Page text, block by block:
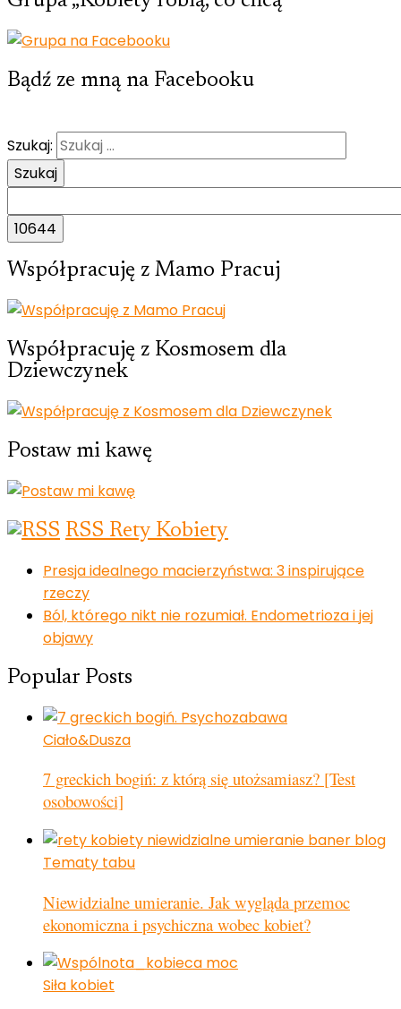
Bądź ze mną na Facebooku
Szukaj:
Współpracuję z Mamo Pracuj
Współpracuję z Kosmosem dla
Dziewczynek
Postaw mi kawę
RSS Rety Kobiety
Presja idealnego macierzyństwa: 3 inspirujące
rzeczy
Ból, którego nikt nie rozumiał. Endometrioza i jej
objawy
Popular Posts
Ciało&Dusza
7 greckich bogiń: z którą się utożsamiasz? [Test
osobowości]
Tematy tabu
Niewidzialne umieranie. Jak wygląda przemoc
ekonomiczna i psychiczna wobec kobiet?
Siła kobiet